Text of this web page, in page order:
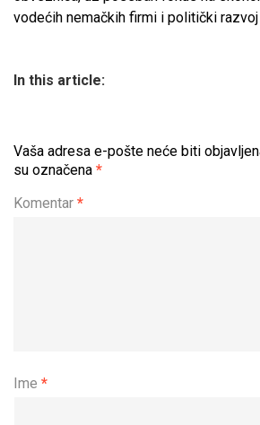
vodećih nemačkih firmi i politički
In this article:
Vaša adresa e-pošte neće biti
su označena *
Komentar *
Ime *